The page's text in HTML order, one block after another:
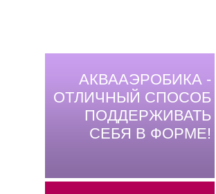
АКВААЭРОБИКА -
ОТЛИЧНЫЙ СПОСОБ
ПОДДЕРЖИВАТЬ
СЕБЯ В ФОРМЕ!